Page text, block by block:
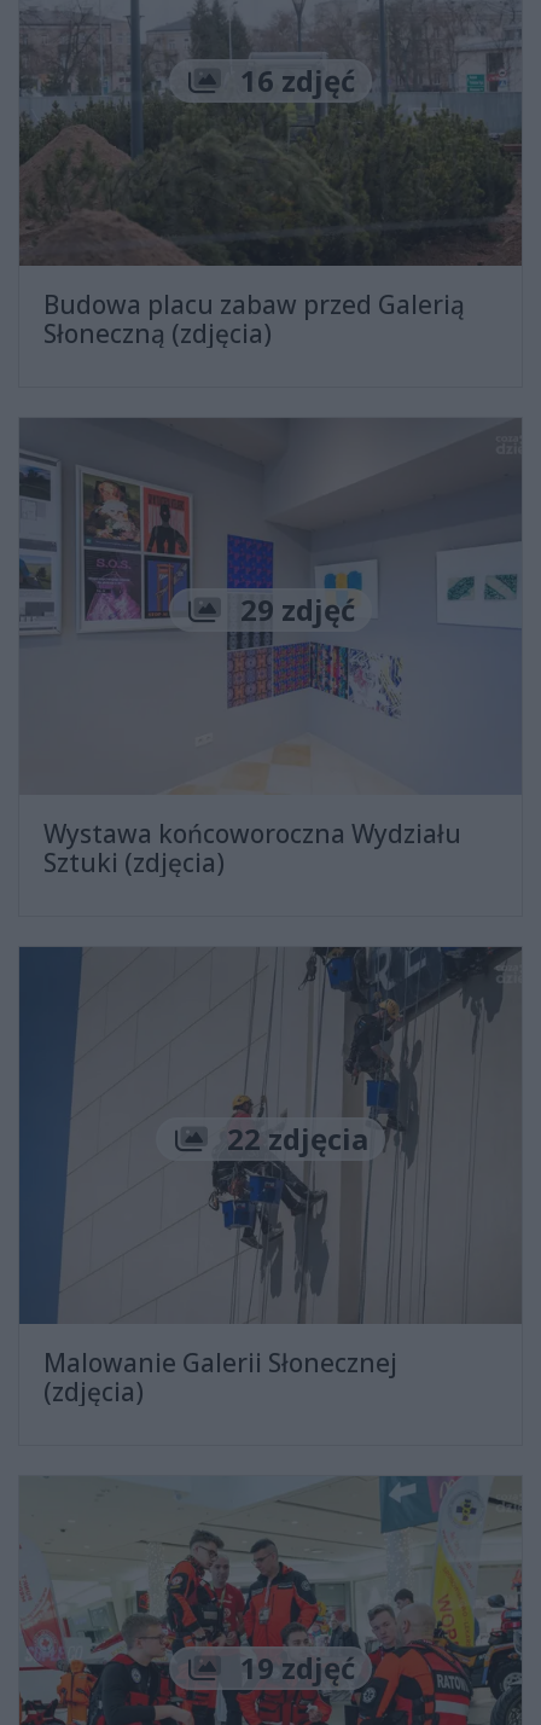
Liczba zdjęć
16 zdjęć
Budowa placu zabaw przed Galerią
Słoneczną (zdjęcia)
Liczba zdjęć
29 zdjęć
Wystawa końcoworoczna Wydziału
Sztuki (zdjęcia)
Liczba zdjęć
22 zdjęcia
Malowanie Galerii Słonecznej
(zdjęcia)
Liczba zdjęć
19 zdjęć